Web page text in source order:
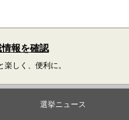
報を確認
しく、便利に。
選挙ニュース